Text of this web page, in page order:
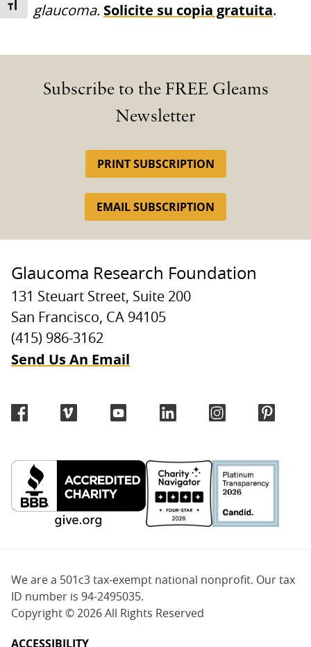
TOGGLE FONT SIZE
glaucoma. Solicite su copia gratuita.
Subscribe to the FREE Gleams
Newsletter
PRINT SUBSCRIPTION
EMAIL SUBSCRIPTION
Glaucoma Research Foundation
131 Steuart Street, Suite 200
San Francisco, CA 94105
(415) 986-3162
Send Us An Email
We are a 501c3 tax-exempt national nonprofit. Our tax
ID number is 94-2495035.
Copyright © 2026 All Rights Reserved
ACCESSIBILITY